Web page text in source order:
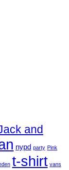
and
nypd party Pink
t-shirt vans